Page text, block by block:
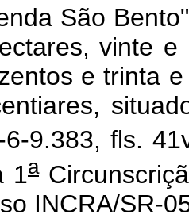
São Bento",
vinte
e trinta
9.383, fls.
1a
INCRA/SR-